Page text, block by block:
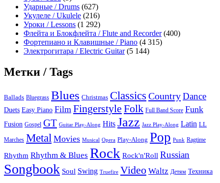
Ударные / Drums (627)
Укулеле / Ukulele (216)
Уроки / Lessons (1 292)
Флейта и Блокфлейта / Flute and Recorder(400)
Фортепиано и Клавишные / Piano (4 315)
Электрогитара / Electric Guitar(5 144)
Метки / Tags
Ballads Bluegrass Blues Christmas Classics CountryDance
Duets Easy Piano Film Fingerstyle Folk Full Band Score Funk
Fusion Gospel GT Guitar Play-Along Hits Jazz Jazz Play-Along Latin LL
Marches Metal Movies Musical Opera Play-Along Pop Punk Ragtime
Rhythm Rhythm & Blues Rock Rock'n'Roll Russian
Songbook Soul Swing Truefire Video Waltz Детям Техника